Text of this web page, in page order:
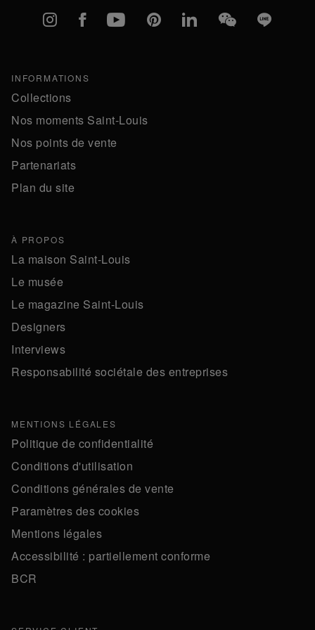
Instagram
FacebookYouTubePinterestlinkedInWeChatLine
INFORMATIONS
Collections
Nos moments Saint-Louis
Nos points de vente
Partenariats
Plan du site
À PROPOS
La maison Saint-Louis
Le musée
Le magazine Saint-Louis
Designers
Interviews
Responsabilité sociétale des entreprises
MENTIONS LÉGALES
Politique de confidentialité
Conditions d'utilisation
Conditions générales de vente
Paramètres des cookies
Mentions légales
Accessibilité : partiellement conforme
BCR